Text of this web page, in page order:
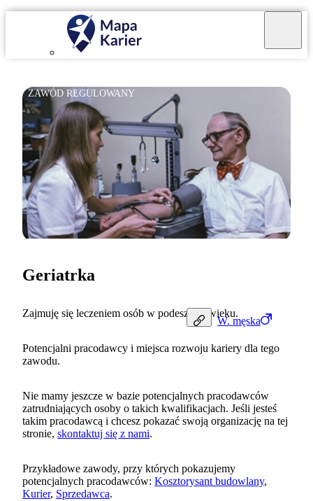
ZAWÓD REGULOWANY
W. męska
Geriatrka
Zajmuję się leczeniem osób w podeszłym wieku.
Potencjalni pracodawcy i miejsca rozwoju kariery dla tego
zawodu.
Nie mamy jeszcze w bazie potencjalnych pracodawców
zatrudniających osoby o takich kwalifikacjach. Jeśli jesteś
takim pracodawcą i chcesz pokazać swoją organizację na tej
stronie, skontaktuj się z nami.
Przykładowe zawody, przy których pokazujemy
potencjalnych pracodawców: Kosztorysant budowlany,
Kurier, Sprzedawca.